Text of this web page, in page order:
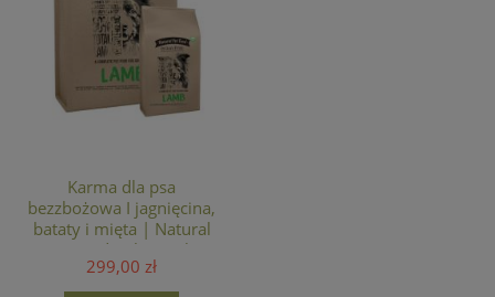
Karma dla psa
bezzbożowa I jagnięcina,
bataty i mięta | Natural
Pet Food 12kg + 1 kg
GRATIS
299,00 zł